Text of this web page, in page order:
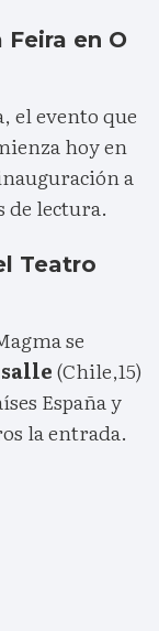
en O
el evento que
hoy en
a
de lectura.
Teatro
se
(Chile,15)
España y
la entrada.